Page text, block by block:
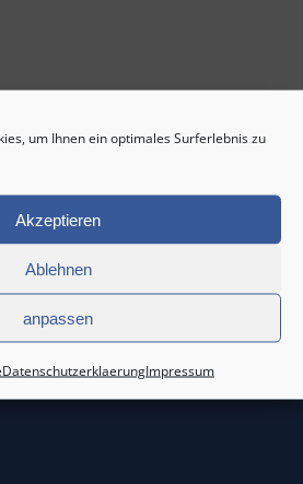
um Ihnen ein optimales Surferlebnis zu
Akzeptieren
Ablehnen
anpassen
DatenschutzerklaerungImpressum